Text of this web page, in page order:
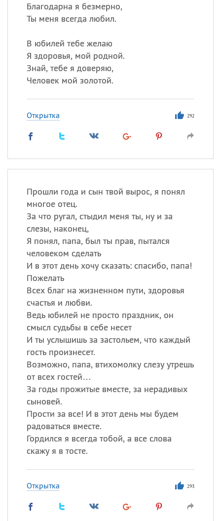
Благодарна я безмерно,
Ты меня всегда любил.
В юбилей тебе желаю
Я здоровья, мой родной.
Знай, тебе я доверяю,
Человек мой золотой.
Открытка 292
Прошли года и сын твой вырос, я понял
многое отец.
За что ругал, стыдил меня ты, ну и за
слезы, наконец,
Я понял, папа, был ты прав, пытался
человеком сделать
И в этот день хочу сказать: спасибо, папа!
Пожелать
Всех благ на жизненном пути, здоровья
счастья и любви.
Ведь юбилей не просто праздник, он
смысл судьбы в себе несет
И ты услышишь за застольем, что каждый
гость произнесет.
Возможно, папа, втихомолку слезу утрешь
от всех гостей…
За годы прожитые вместе, за нерадивых
сыновей.
Прости за все! И в этот день мы будем
радоваться вместе.
Гордился я всегда тобой, а все слова
скажу я в тосте.
Открытка 293